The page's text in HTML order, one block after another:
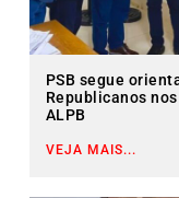
PSB segue
Republicanos
ALPB
VEJA MAIS...